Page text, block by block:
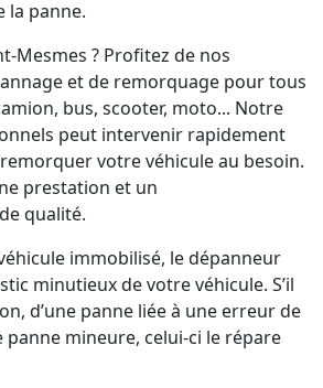
la panne.
Mesmes ? Profitez de nos
et de remorquage pour tous
bus, scooter, moto... Notre
peut intervenir rapidement
votre véhicule au besoin.
prestation et un
qualité.
immobilisé, le dépanneur
minutieux de votre véhicule. S’il
d’une panne liée à une erreur de
panne mineure, celui-ci le répare